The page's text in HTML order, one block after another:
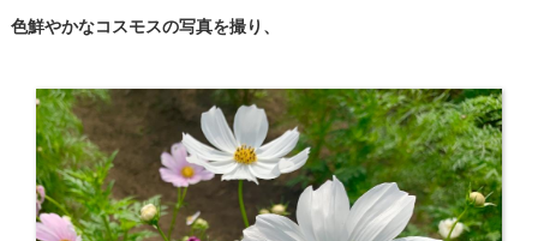
色鮮やかなコスモスの写真を撮り、